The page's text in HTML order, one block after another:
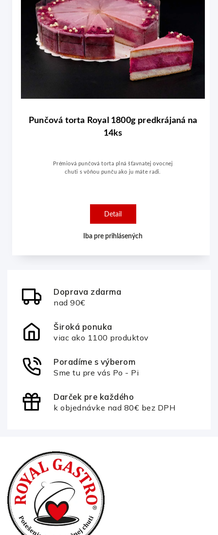
na
Dubajská Čokoláda Cheesecake
predkrájaný na 14ks
Iba pre prihlásených
Dubajská Čokoláda Cheesecake je luxusný dezert
spájajúci bohatú chuť prémiovej čokolády s
Doprava zdarma
nad 90€
Široká ponuka
viac ako 1100 produktov
Poradíme s výberom
Sme tu pre vás Po - Pi
Darček pre každého
k objednávke nad 80€ bez DPH